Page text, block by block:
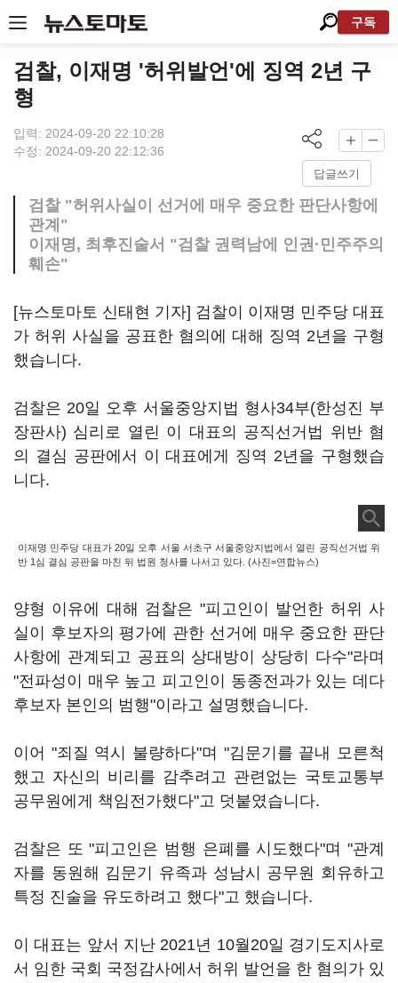
구독
검찰, 이재명 '허위발언'에 징역 2년 구
형
입력: 2024-09-20 22:10:28
수정: 2024-09-20 22:12:36
답글쓰기
검찰 "허위사실이 선거에 매우 중요한 판단사항에
관계"
이재명, 최후진술서 "검찰 권력남에 인권·민주주의
훼손"
[뉴스토마토 신태현 기자] 검찰이 이재명 민주당 대표
가 허위 사실을 공표한 혐의에 대해 징역 2년을 구형
했습니다.
검찰은 20일 오후 서울중앙지법 형사34부(한성진 부
장판사) 심리로 열린 이 대표의 공직선거법 위반 혐
의 결심 공판에서 이 대표에게 징역 2년을 구형했습
니다.
이재명 민주당 대표가 20일 오후 서울 서초구 서울중앙지법에서 열린 공직선거법 위
반 1심 결심 공판을 마친 뒤 법원 청사를 나서고 있다. (사진=연합뉴스)
양형 이유에 대해 검찰은 "피고인이 발언한 허위 사
실이 후보자의 평가에 관한 선거에 매우 중요한 판단
사항에 관계되고 공표의 상대방이 상당히 다수"라며
"전파성이 매우 높고 피고인이 동종전과가 있는 데다
후보자 본인의 범행"이라고 설명했습니다.
이어 "죄질 역시 불량하다"며 "김문기를 끝내 모른척
했고 자신의 비리를 감추려고 관련없는 국토교통부
공무원에게 책임전가했다"고 덧붙였습니다.
검찰은 또 "피고인은 범행 은폐를 시도했다"며 "관계
자를 동원해 김문기 유족과 성남시 공무원 회유하고
특정 진술을 유도하려고 했다"고 했습니다.
이 대표는 앞서 지난 2021년 10월20일 경기도지사로
서 임한 국회 국정감사에서 허위 발언을 한 혐의가 있